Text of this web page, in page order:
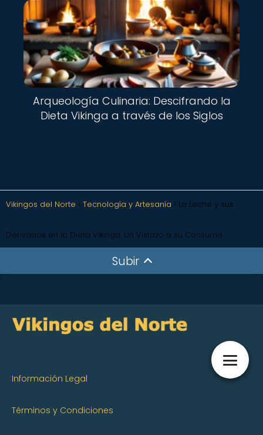
Arqueología Culinaria: Descifrando la
Dieta Vikinga a través de los Siglos
Vikingos del Norte Tecnología y Artesanía La Leche y sus
Derivados en la Dieta Vikinga: Un Vistazo a su Consumo
Subir
Información Legal
Términos y Condiciones